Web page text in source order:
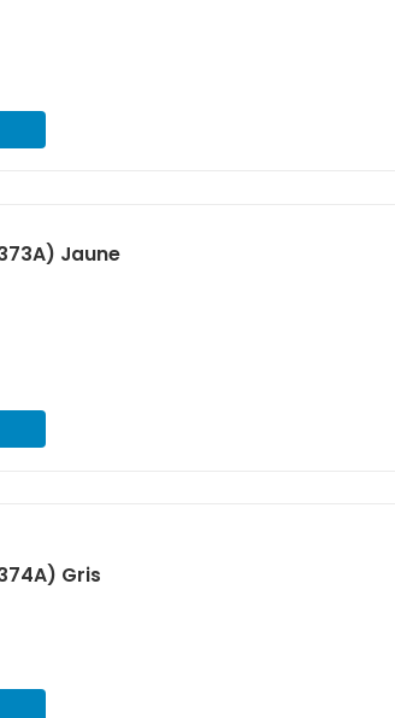
Jaune
Gris